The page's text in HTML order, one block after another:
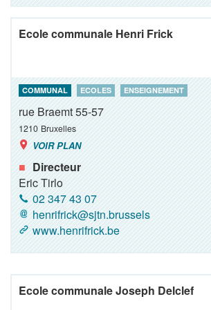
Ecole communale Henri Frick
COMMUNAL ECOLES ENSEIGNEMENT
rue Braemt 55-57
1210 Bruxelles
VOIR PLAN
Directeur
Eric Tirlo
02 347 43 07
henrifrick@sjtn.brussels
www.henrifrick.be
Ecole communale Joseph Delclef